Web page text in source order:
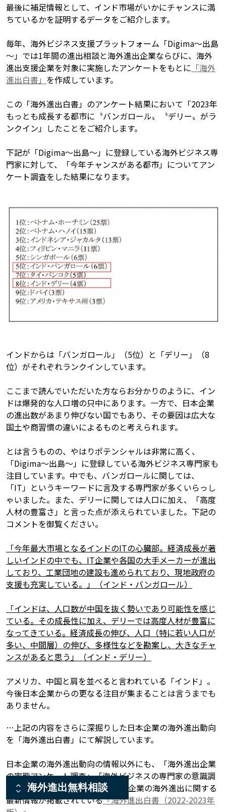
最後に補足情報として、インド市場がいかにチャンスに満
ちているかを証明するデータをご紹介します。
毎年、海外ビジネス支援プラットフォーム「Digima～出島
～」では1年間の進出相談と海外進出企業ならびに、海外
進出支援企業を対象に実施したアンケートをもとに 「海外
進出白書」 を作成しています。
この「海外進出白書」のアンケート結果において「2023年
もっとも成長する都市に〝バンガロール〟〝デリー〟がラ
ンクイン」したことをご紹介します。
下記が「Digima～出島～」に登録している海外ビジネス専
門家に対して、「今年チャンスがある都市」についてアン
ケート調査をした結果になります。
インドからは「バンガロール」（5位）と「デリー」（8
位）がそれぞれランクインしています。
ここまで読んでいただいた方ならお分かりのように、イン
ドは爆発的な人口増の只中にあります。一方で、日本企業
の進出数があまり伸びない国でもあり、その要因は広大な
国土や商習慣の違いによるものと考えられます。
とは言うものの、やはりポテンシャルは非常に高く、
「Digima～出島～」に登録している海外ビジネス専門家も
注目しています。中でも、バンガロールに関しては、
「IT」というキーワードに言及する専門家が多くいらっし
ゃいました。また、デリーに関しては人口に加え、「高度
人材の豊富さ」と言った点が添えられていました。下記の
コメントを御覧ください。
「今年最大市場となるインドのITの心臓部。経済成長が著
しいインドの中でも、IT企業や各国の大手メーカーが進出
しており、工業団地の建設も進められており、現地政府の
支援も充実している。」（インド・バンガロール）
「インドは、人口数が中国を抜く勢いであり可能性を感じ
ている。その成長性に加え、デリーでは高度人材が豊富に
なってきている。経済成長の伸び、人口（特に若い人口が
多い、中間層）の伸び、多様性などを勘案し、大きなチャ
ンスがあると思う」（インド・デリー）
アメリカ、中国と肩を並べると言われている「インド」。
今後日本企業からの更なる注目が集まることは言うまでも
ありません。
…上記の内容をさらに深掘りした日本企業の海外進出動向
を「海外進出白書」にて解説しています。
日本企業の海外進出動向の情報以外にも、「海外進出企業
の実態アンケート調査」「海外ビジネスの専門家の意識調
査」など、全117Pに渡って、日本企業の海外進出に関する
最新情報が掲載されている『海外進出白書（2022-2023年
海外進出無料相談